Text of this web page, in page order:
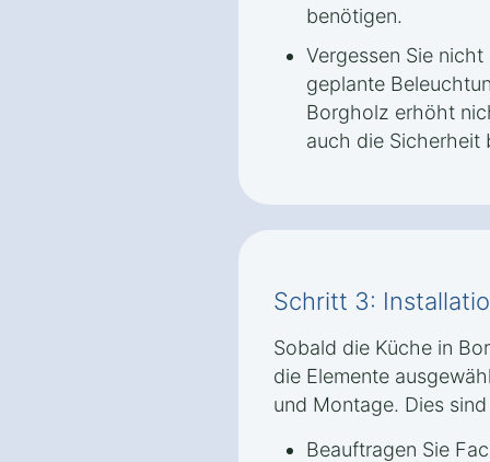
benötigen.
Vergessen Sie
geplante
Borgholz erhöht
auch die Sicherheit
Schritt 3:
Sobald die Küche in
die Elemente
und Montage. Dies
Beauftragen Sie